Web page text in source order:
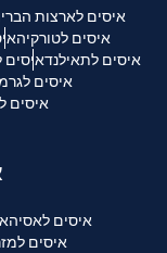
איסים לארצות
איסים לטורקיה
איסים לתאילנדאיסים
איסים
איסים
איסים לאסיה
איסים